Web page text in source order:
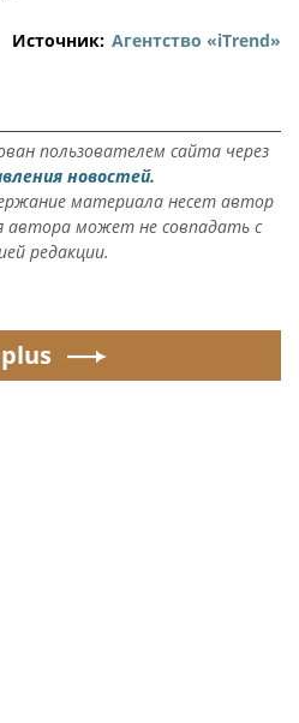
Источник: Агентство «iTrend»
пользователем сайта через
новостей.
материала несет автор
автора может не совпадать с
редакции.